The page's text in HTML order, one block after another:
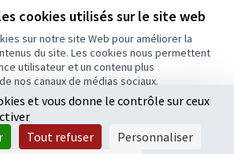
cookies utilisés sur le site web
sur notre site Web pour améliorer la
du site. Les cookies nous permettent
utilisateur et un contenu plus
nos canaux de médias sociaux.
Tout accepter
les cookies essentiels
Paramètres
Facebook
Licence
(Lien
et vous donne le contrôle sur ceux
Tout refuser Personnaliser